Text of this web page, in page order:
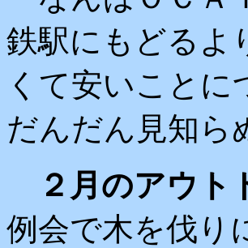
鉄駅にもどるよ
くて安いこと
だんだん見知ら
２月のアウト
例会で木を伐り